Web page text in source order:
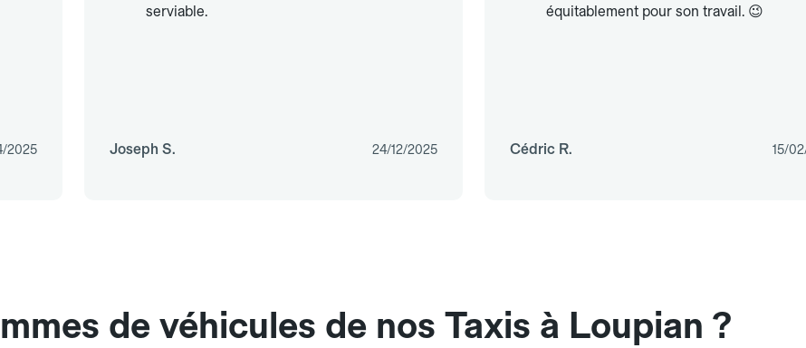
2025
serviable.
Joseph S. 24/12/2025
équitablement pour son travail. 😉
Cédric R. 15/
de véhicules de nos Taxis à Loupian ?